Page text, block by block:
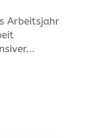
Arbeitsjahr